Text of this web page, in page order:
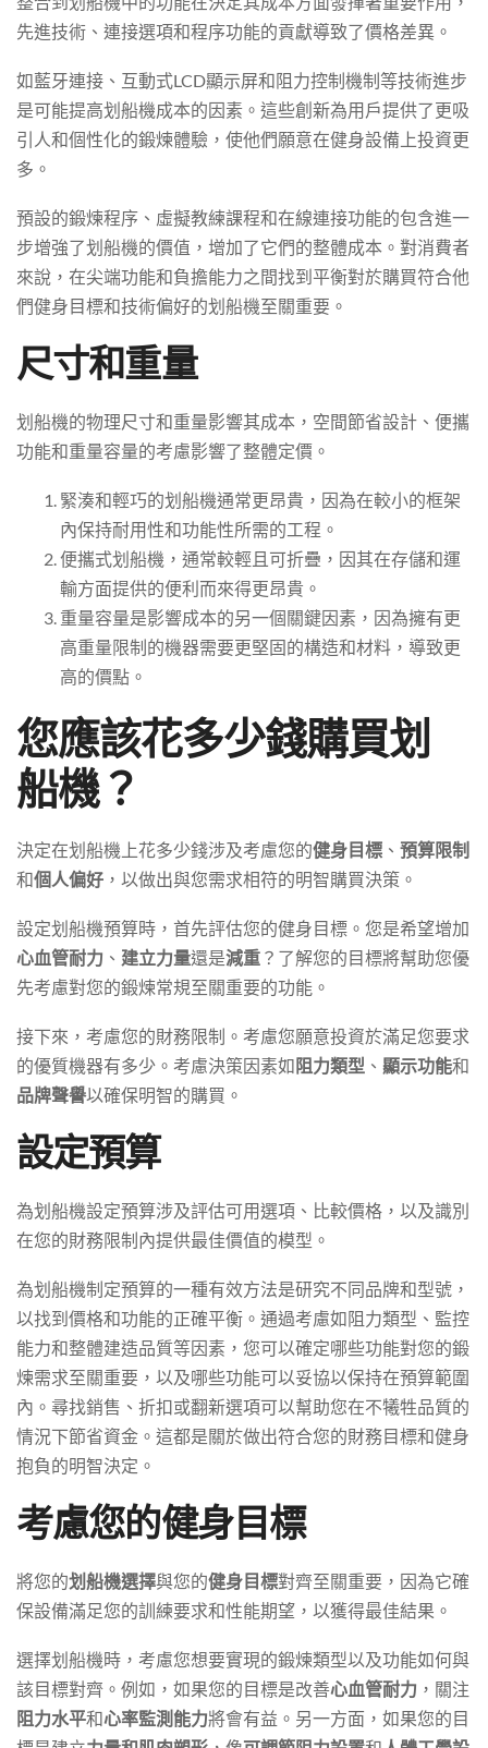
先進技術、連接選項和程序功能的貢獻導致了價格差異。
如藍牙連接、互動式LCD顯示屏和阻力控制機制等技術進步
是可能提高划船機成本的因素。這些創新為用戶提供了更吸
引人和個性化的鍛煉體驗，使他們願意在健身設備上投資更
多。
預設的鍛煉程序、虛擬教練課程和在線連接功能的包含進一
步增強了划船機的價值，增加了它們的整體成本。對消費者
來說，在尖端功能和負擔能力之間找到平衡對於購買符合他
們健身目標和技術偏好的划船機至關重要。
尺寸和重量
划船機的物理尺寸和重量影響其成本，空間節省設計、便攜
功能和重量容量的考慮影響了整體定價。
緊湊和輕巧的划船機通常更昂貴，因為在較小的框架
內保持耐用性和功能性所需的工程。
便攜式划船機，通常較輕且可折疊，因其在存儲和運
輸方面提供的便利而來得更昂貴。
重量容量是影響成本的另一個關鍵因素，因為擁有更
高重量限制的機器需要更堅固的構造和材料，導致更
高的價點。
您應該花多少錢購買划
船機？
決定在划船機上花多少錢涉及考慮您的健身目標 、 預算限制
和個人偏好 ，以做出與您需求相符的明智購買決策。
設定划船機預算時，首先評估您的健身目標。您是希望增加
心血管耐力 、 建立力量還是減重 ？了解您的目標將幫助您優
先考慮對您的鍛煉常規至關重要的功能。
接下來，考慮您的財務限制。考慮您願意投資於滿足您要求
的優質機器有多少。考慮決策因素如阻力類型 、 顯示功能和
品牌聲譽以確保明智的購買。
設定預算
為划船機設定預算涉及評估可用選項、比較價格，以及識別
在您的財務限制內提供最佳價值的模型。
為划船機制定預算的一種有效方法是研究不同品牌和型號，
以找到價格和功能的正確平衡。通過考慮如阻力類型、監控
能力和整體建造品質等因素，您可以確定哪些功能對您的鍛
煉需求至關重要，以及哪些功能可以妥協以保持在預算範圍
內。尋找銷售、折扣或翻新選項可以幫助您在不犧牲品質的
情況下節省資金。這都是關於做出符合您的財務目標和健身
抱負的明智決定。
考慮您的健身目標
將您的划船機選擇與您的健身目標對齊至關重要，因為它確
保設備滿足您的訓練要求和性能期望，以獲得最佳結果。
選擇划船機時，考慮您想要實現的鍛煉類型以及功能如何與
該目標對齊。例如，如果您的目標是改善心血管耐力 ，關注
阻力水平和心率監測能力將會有益。另一方面，如果您的目